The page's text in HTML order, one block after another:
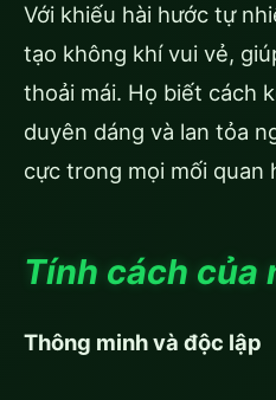
Với khiếu hài hước tự
tạo không khí vui vẻ,
thoải mái. Họ biết cách
duyên dáng và lan tỏa
cực trong mọi mối quan
Tính cách của
Thông minh và độc lập